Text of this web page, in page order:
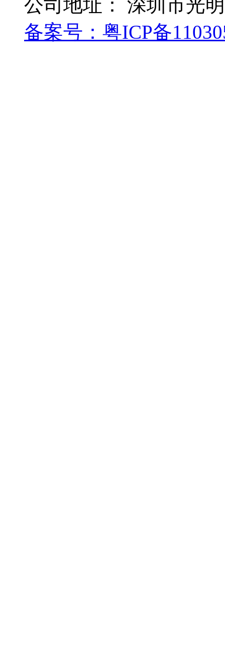
公司地址： 深圳市光
备案号： 粤ICP备